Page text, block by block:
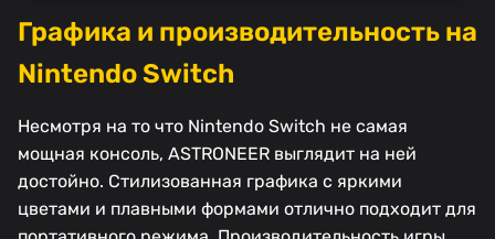
Графика и производительность на
Nintendo Switch
Несмотря на то что Nintendo Switch не самая
мощная консоль, ASTRONEER выглядит на ней
достойно. Стилизованная графика с яркими
цветами и плавными формами отлично подходит для